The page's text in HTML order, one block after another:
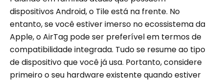
dispositivos Android, o Tile está na frente. No
entanto, se você estiver imerso no ecossistema da
Apple, o AirTag pode ser preferível em termos de
compatibilidade integrada. Tudo se resume ao tipo
de dispositivo que você já usa. Portanto, considere
primeiro o seu hardware existente quando estiver